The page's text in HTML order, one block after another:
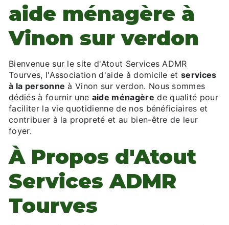
aide ménagère à
Vinon sur verdon
Bienvenue sur le site d'Atout Services ADMR
Tourves, l'Association d'aide à domicile etservices
à la personne à Vinon sur verdon. Nous sommes
dédiés à fournir une aide ménagère de qualité pour
faciliter la vie quotidienne de nos bénéficiaires et
contribuer à la propreté et au bien-être de leur
foyer.
À Propos d'Atout
Services ADMR
Tourves